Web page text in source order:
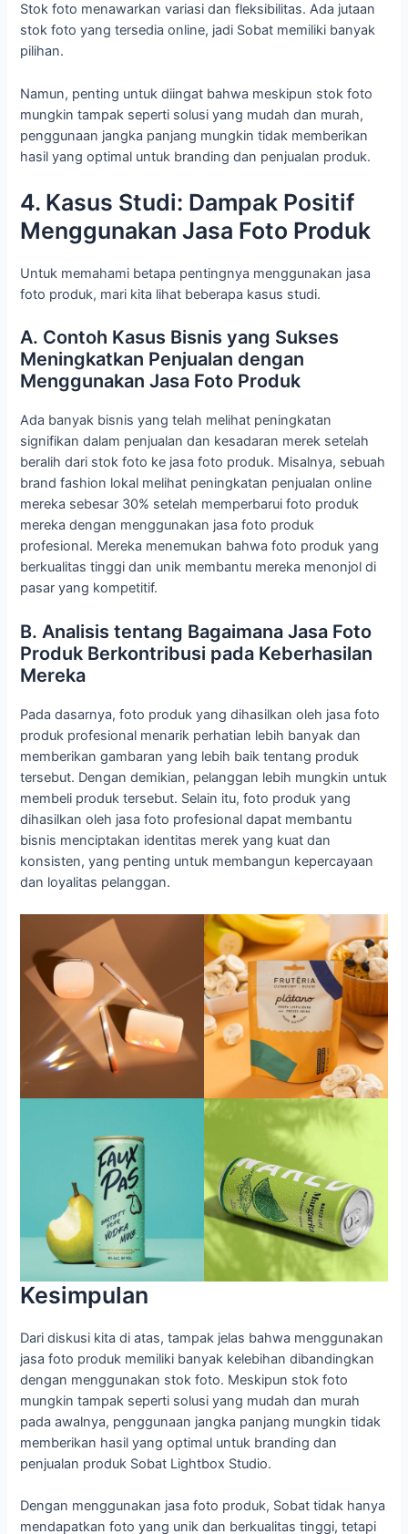
Stok foto menawarkan variasi dan fleksibilitas. Ada jutaan
stok foto yang tersedia online, jadi Sobat memiliki banyak
pilihan.
Namun, penting untuk diingat bahwa meskipun stok foto
mungkin tampak seperti solusi yang mudah dan murah,
penggunaan jangka panjang mungkin tidak memberikan
hasil yang optimal untuk branding dan penjualan produk.
4. Kasus Studi: Dampak Positif
Menggunakan Jasa Foto Produk
Untuk memahami betapa pentingnya menggunakan jasa
foto produk, mari kita lihat beberapa kasus studi.
A. Contoh Kasus Bisnis yang Sukses
Meningkatkan Penjualan dengan
Menggunakan Jasa Foto Produk
Ada banyak bisnis yang telah melihat peningkatan
signifikan dalam penjualan dan kesadaran merek setelah
beralih dari stok foto ke jasa foto produk. Misalnya, sebuah
brand fashion lokal melihat peningkatan penjualan online
mereka sebesar 30% setelah memperbarui foto produk
mereka dengan menggunakan jasa foto produk
profesional. Mereka menemukan bahwa foto produk yang
berkualitas tinggi dan unik membantu mereka menonjol di
pasar yang kompetitif.
B. Analisis tentang Bagaimana Jasa Foto
Produk Berkontribusi pada Keberhasilan
Mereka
Pada dasarnya, foto produk yang dihasilkan oleh jasa foto
produk profesional menarik perhatian lebih banyak dan
memberikan gambaran yang lebih baik tentang produk
tersebut. Dengan demikian, pelanggan lebih mungkin untuk
membeli produk tersebut. Selain itu, foto produk yang
dihasilkan oleh jasa foto profesional dapat membantu
bisnis menciptakan identitas merek yang kuat dan
konsisten, yang penting untuk membangun kepercayaan
dan loyalitas pelanggan.
Kesimpulan
Dari diskusi kita di atas, tampak jelas bahwa menggunakan
jasa foto produk memiliki banyak kelebihan dibandingkan
dengan menggunakan stok foto. Meskipun stok foto
mungkin tampak seperti solusi yang mudah dan murah
pada awalnya, penggunaan jangka panjang mungkin tidak
memberikan hasil yang optimal untuk branding dan
penjualan produk Sobat Lightbox Studio.
Dengan menggunakan jasa foto produk, Sobat tidak hanya
mendapatkan foto yang unik dan berkualitas tinggi, tetapi